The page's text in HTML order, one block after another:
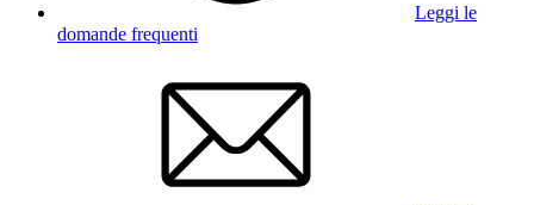
Leggi le
domande frequenti